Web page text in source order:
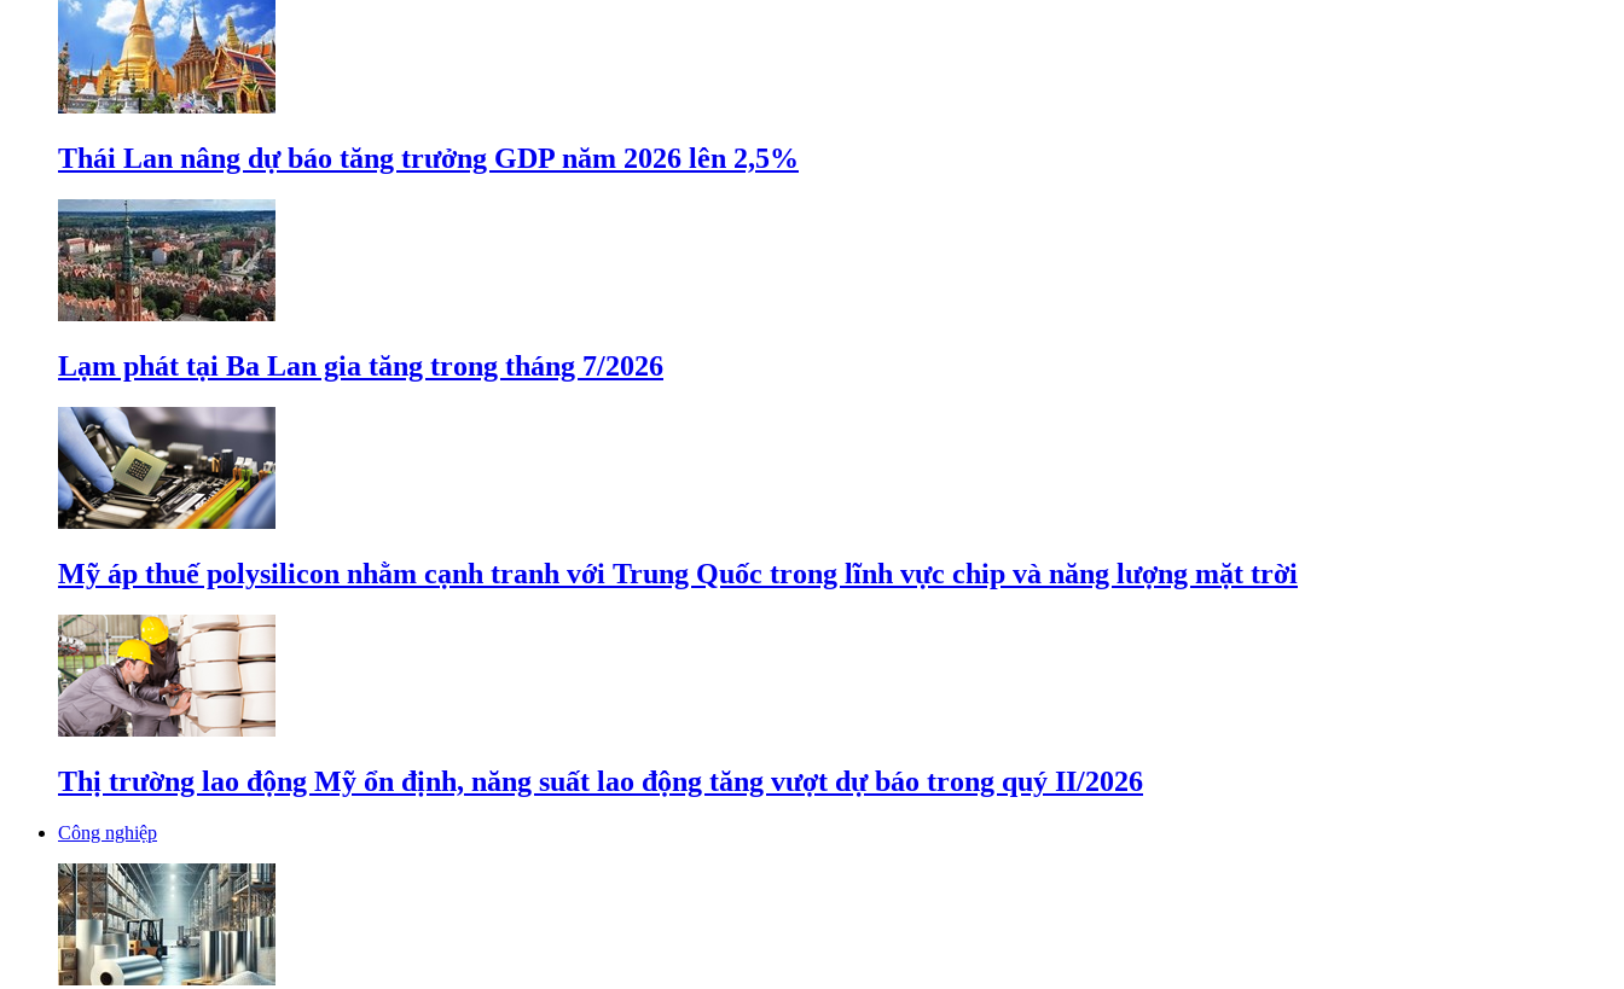
Thái Lan nâng dự báo tăng trưởng GDP năm 2026 lên 2,5%
Lạm phát tại Ba Lan gia tăng trong tháng 7/2026
Mỹ áp thuế polysilicon nhằm cạnh tranh với Trung Quốc trong lĩnh vực chip và năng lượng mặt trời
Thị trường lao động Mỹ ổn định, năng suất lao động tăng vượt dự báo trong quý II/2026
Công nghiệp